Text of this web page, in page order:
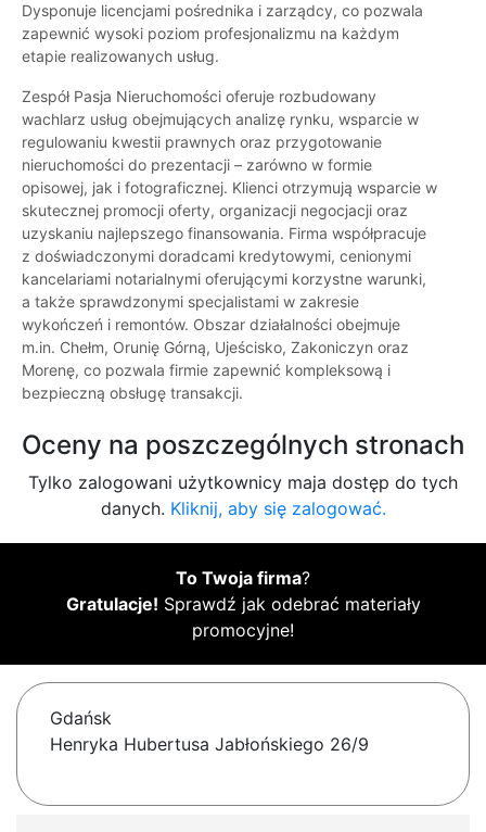
Dysponuje licencjami pośrednika i zarządcy, co pozwala
zapewnić wysoki poziom profesjonalizmu na każdym
etapie realizowanych usług.
Zespół Pasja Nieruchomości oferuje rozbudowany
wachlarz usług obejmujących analizę rynku, wsparcie w
regulowaniu kwestii prawnych oraz przygotowanie
nieruchomości do prezentacji – zarówno w formie
opisowej, jak i fotograficznej. Klienci otrzymują wsparcie w
skutecznej promocji oferty, organizacji negocjacji oraz
uzyskaniu najlepszego finansowania. Firma współpracuje
z doświadczonymi doradcami kredytowymi, cenionymi
kancelariami notarialnymi oferującymi korzystne warunki,
a także sprawdzonymi specjalistami w zakresie
wykończeń i remontów. Obszar działalności obejmuje
m.in. Chełm, Orunię Górną, Ujeścisko, Zakoniczyn oraz
Morenę, co pozwala firmie zapewnić kompleksową i
bezpieczną obsługę transakcji.
Oceny na poszczególnych stronach
Tylko zalogowani użytkownicy maja dostęp do tych
danych. Kliknij, aby się zalogować.
To Twoja firma?
Gratulacje! Sprawdź jak odebrać materiały
promocyjne!
Gdańsk
Henryka Hubertusa Jabłońskiego 26/9